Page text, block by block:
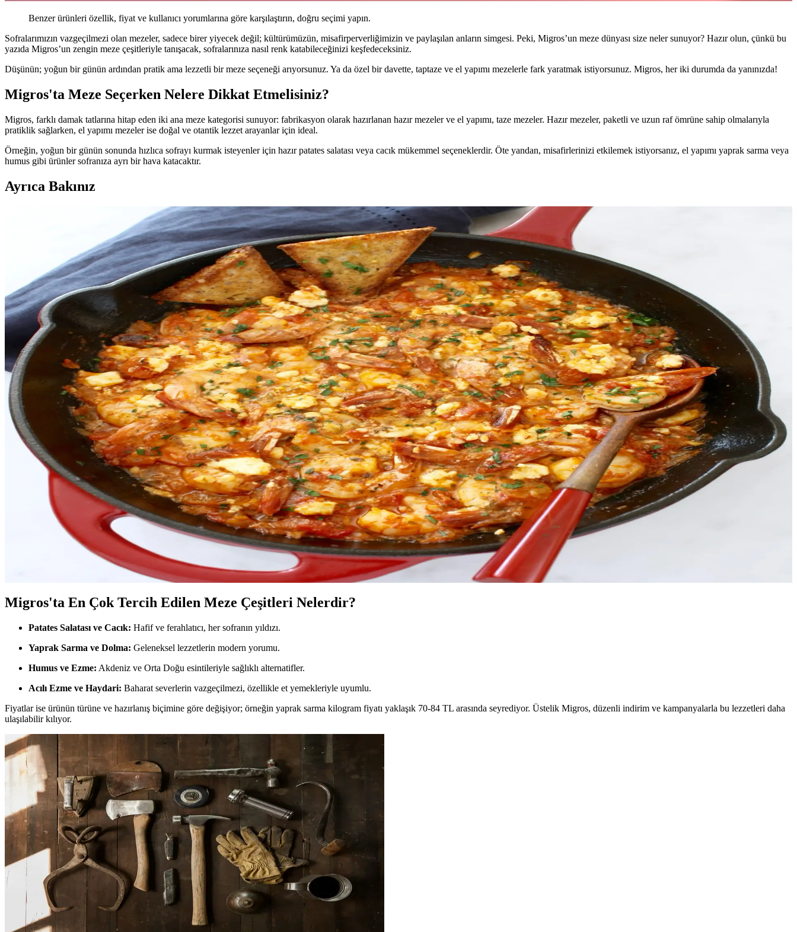
Benzer ürünleri özellik, fiyat ve kullanıcı yorumlarına göre karşılaştırın, doğru seçimi yapın.
Sofralarımızın vazgeçilmezi olan mezeler, sadece birer yiyecek değil; kültürümüzün, misafirperverliğimizin ve paylaşılan anların simgesi. Peki, Migros’un meze dünyası size neler sunuyor? Hazır olun, çünkü bu
yazıda Migros’un zengin meze çeşitleriyle tanışacak, sofralarınıza nasıl renk katabileceğinizi keşfedeceksiniz.
Düşünün; yoğun bir günün ardından pratik ama lezzetli bir meze seçeneği arıyorsunuz. Ya da özel bir davette, taptaze ve el yapımı mezelerle fark yaratmak istiyorsunuz. Migros, her iki durumda da yanınızda!
Migros'ta Meze Seçerken Nelere Dikkat Etmelisiniz?
Migros, farklı damak tatlarına hitap eden iki ana meze kategorisi sunuyor: fabrikasyon olarak hazırlanan hazır mezeler ve el yapımı, taze mezeler. Hazır mezeler, paketli ve uzun raf ömrüne sahip olmalarıyla
pratiklik sağlarken, el yapımı mezeler ise doğal ve otantik lezzet arayanlar için ideal.
Örneğin, yoğun bir günün sonunda hızlıca sofrayı kurmak isteyenler için hazır patates salatası veya cacık mükemmel seçeneklerdir. Öte yandan, misafirlerinizi etkilemek istiyorsanız, el yapımı yaprak sarma veya
humus gibi ürünler sofranıza ayrı bir hava katacaktır.
Ayrıca Bakınız
Peynir Dolgulu Jalapeno Tarifleri ve Sunum İpuçlarıyla Pratik Lezzetler
Peynir dolgulu jalapeno, hafif acı ve peynirli lezzetiyle pratik atıştırmalık seçeneği sunar. Farklı pişirme yöntemleri ve sunum önerileriyle sofralarınıza şıklık katar.
Türk Mutfağında Bulgurlu Soğuk Yemekler: Tarifler, Özellikler ve Sunum İpuçları
Türk mutfağında bulgur kullanımıyla hazırlanan soğuk yemekler, yaz aylarında hafif ve besleyici seçenekler sunar. Kısır ve bulgur salatası gibi tarifler, pratik ve sağlıklı alternatifler sağlar.
Kabak Yoğurtlu Meze: Hafif ve Serinletici Türk Mutfağı Mezesi Hakkında Genel Bilgiler
Kabak yoğurtlu meze, Türk mutfağında hafif ve serinletici bir seçenek olarak öne çıkar. Kabak ve yoğurdun birleşimi, probiyotik ve düşük kalorili özellikleriyle ev yapımı ve restoranlarda tercih edilir.
BIM Sarımsaklı Mayonez Özellikleri ve Kullanım Alanları Hakkında Kapsamlı Bilgi
BIM marketlerde satılan sarımsaklı mayonez, çeşitli yemeklerde kullanılabilen, lezzet ve aroma zenginliği sağlayan pratik bir sos seçeneğidir.
Acılı Peynir Dolgulu Biber Tarifleri ve Sağlık Üzerindeki Etkileri
Acılı peynir dolgulu biber, peynir ve baharatların birleşimiyle hazırlanan, görsel ve damak zevkine hitap eden sağlıklı bir atıştırmalıktır. Farklı sunum ve tarif seçenekleriyle sofralarınızı zenginleştirir.
İçi Peynirli Turşu Nedir, Özellikleri ve Kullanım Alanları Hakkında Detaylı Bilgi
İçi peynirli turşu, geleneksel turşunun içine peynir eklenerek hazırlanan özgün bir lezzet olup, çeşitli peynir türleriyle yapılabilir ve meze, sandviç, salata gibi birçok alanda kullanılır.
Humus: Sağlıklı ve Lezzetli Bir Alternatif Olarak Evde Kolayca Hazırlanabilir
Humus, nohut ve tahin temel alınarak hazırlanan, sağlıklı ve lezzetli bir meze seçeneğidir. Evde kolayca yapabilir, sağlık faydalarıyla günlük beslenmenize renk katabilirsiniz.
Saganaki Nedir Nasıl Yapılır Yunan Mutfağının Lezzetli Peynir Kızartması
Saganaki, Yunan mutfağından gelen pratik ve lezzetli peynir kızartmasıdır. Farklı peynirlerle yapılabilir, kolayca hazırlanır ve sofralara farklı bir tat katar.
Migros'ta En Çok Tercih Edilen Meze Çeşitleri Nelerdir?
Patates Salatası ve Cacık: Hafif ve ferahlatıcı, her sofranın yıldızı.
Yaprak Sarma ve Dolma: Geleneksel lezzetlerin modern yorumu.
Humus ve Ezme: Akdeniz ve Orta Doğu esintileriyle sağlıklı alternatifler.
Acılı Ezme ve Haydari: Baharat severlerin vazgeçilmezi, özellikle et yemekleriyle uyumlu.
Fiyatlar ise ürünün türüne ve hazırlanış biçimine göre değişiyor; örneğin yaprak sarma kilogram fiyatı yaklaşık 70-84 TL arasında seyrediyor. Üstelik Migros, düzenli indirim ve kampanyalarla bu lezzetleri daha
ulaşılabilir kılıyor.